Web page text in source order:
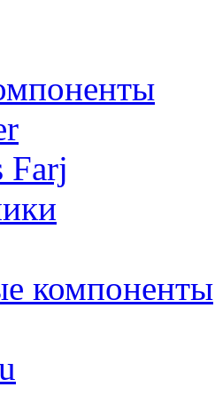
Farj
компоненты